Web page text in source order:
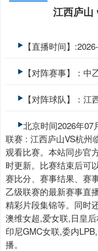
江西庐山
【直播时间】
【对阵赛事】：中
【对阵球队】：
北京时间2026年07
联赛 : 江西庐山VS杭州
观看比赛。本站同步官
时更新。比赛结束后可
赛比分、赛事结果、赛
乙级联赛的最新赛事直
精彩片段集锦等。同时
澳维女超,爱女联,日皇
印尼GMC女联,委内
播。